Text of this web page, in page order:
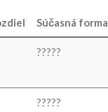
Súčasná forma
?????
?????